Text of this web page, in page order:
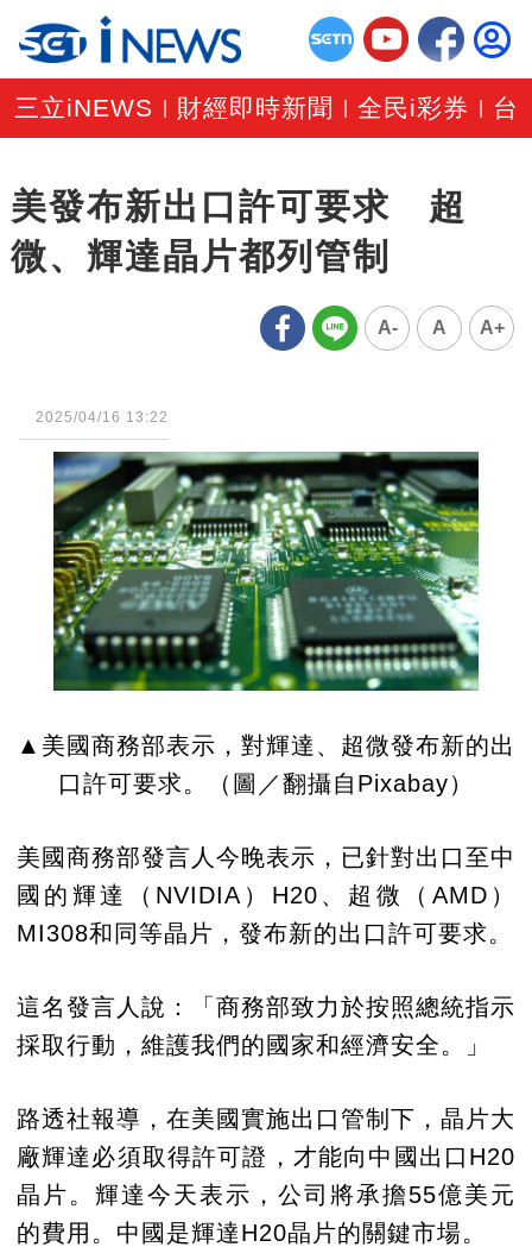
三立iNEWS 財經即時新聞 |全民i彩券 台
美發布新出口許可要求 超
微、輝達晶片都列管制
A- A A+
2025/04/16 13:22
▲美國商務部表示，對輝達、超微發布新的出
口許可要求。（圖／翻攝自Pixabay）
美國商務部發言人今晚表示，已針對出口至中
國的輝達（NVIDIA）H20、超微（AMD）
MI308和同等晶片，發布新的出口許可要求。
這名發言人說：「商務部致力於按照總統指示
採取行動，維護我們的國家和經濟安全。」
路透社報導，在美國實施出口管制下，晶片大
廠輝達必須取得許可證，才能向中國出口H20
晶片。輝達今天表示，公司將承擔55億美元
的費用。中國是輝達H20晶片的關鍵市場。